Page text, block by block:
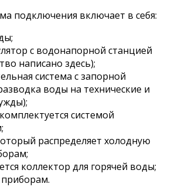
подключения включает в себя:
с водонапорной станцией
написано здесь);
система с запорной
воды на технические и
системой
распределяет холодную
коллектор для горячей воды;